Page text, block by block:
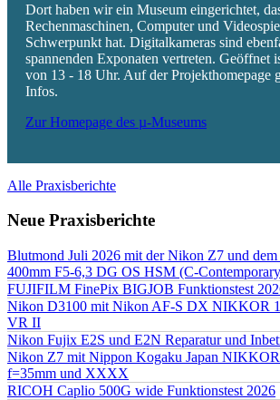
Dort haben wir ein Museum eingerichtet,
Rechenmaschinen, Computer und
Schwerpunkt hat. Digitalkameras sind
spannenden Exponaten vertreten. Geöffnet
von 13 - 18 Uhr. Auf der Projekthomepage
Infos.
Zur Homepage des µ-Museums
Alle Praxisberichte
Neue Praxisberichte
Blutmond Juli 2026 mit der Nikon Z7 und
400mm F5-6,3 DG OS HSM (C-
FUJIFILM FinePix BIGJOB Funktionstest
Nikon D3100 mit Nikon AF-S DX NIKKOR
VR II
Nikon Fujix E2S und E2N Reparatur und
Nikon Z7 mit Nippon Kogaku Japan
f=35mm und XXXX
RICOH Caplio 500G wide Funktionstest 2026